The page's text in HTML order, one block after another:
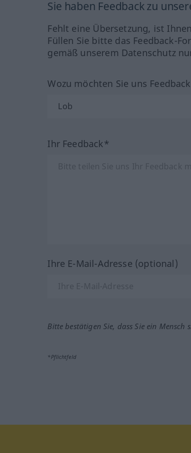
Sie haben Feedback zu
Fehlt eine Übersetzung, ist
Füllen Sie bitte das Feedback-
gemäß unserem Datenschutz
Wozu möchten Sie uns
Ihr Feedback*
Ihre E-Mail-Adresse (optional)
Bitte bestätigen Sie, dass Sie ein Mensch
*Pflichtfeld